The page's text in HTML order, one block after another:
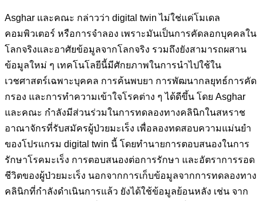
Asghar และคณะ กล่าวว่า digital twin ไม่ใช่แค่โมเดล
คอมพิวเตอร์ หรือการจำลอง เพราะมันเป็นการคัดลอกบุคคลใน
โลกจริงและอาศัยข้อมูลจากโลกจริง รวมถึงยังสามารถผสาน
ข้อมูลใหม่ ๆ เทคโนโลยีนี้มีศักยภาพในการนำไปใช้ใน
เวชศาสตร์เฉพาะบุคคล การค้นพบยา การพัฒนากลยุทธ์การคัด
กรอง และการทำความเข้าใจโรคต่าง ๆ ได้ดีขึ้น โดย Asghar
และคณะ กำลังมีส่วนร่วมในการทดลองทางคลินิกในสหราช
อาณาจักรที่รับสมัครผู้ป่วยมะเร็ง เพื่อลองทดสอบความแม่นยำ
ของโปรแกรม digital twin นี้ โดยทำนายการตอบสนองในการ
รักษาโรคมะเร็ง การตอบสนองต่อการรักษา และอัตราการรอด
ชีวิตของผู้ป่วยมะเร็ง นอกจากการเก็บข้อมูลจากการทดลองทาง
คลินิกที่กำลังดำเนินการแล้ว ยังได้ใช้ข้อมูลย้อนหลัง เช่น จาก